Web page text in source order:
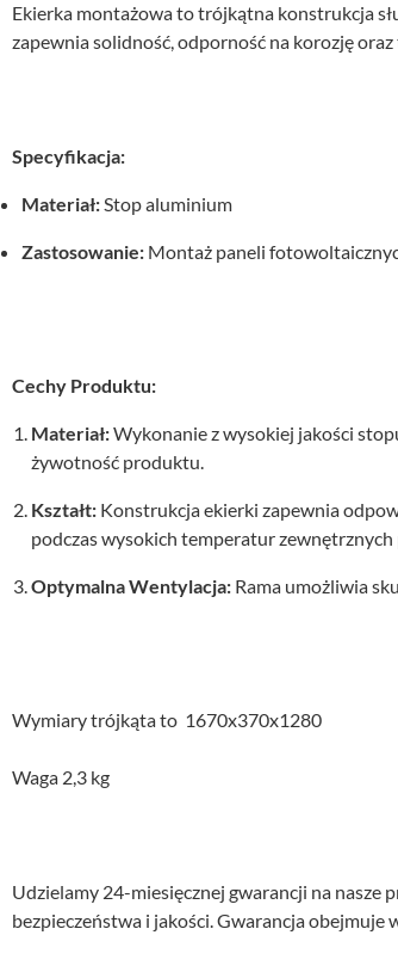
Ekierka montażowa to trójkątna konstrukcja
zapewnia solidność, odporność na korozję
Specyfikacja:
Materiał:Stop aluminium
Zastosowanie: Montaż paneli
Cechy Produktu:
Materiał:Wykonanie z wysokiej jakości
żywotność produktu.
Kształt: Konstrukcja ekierki zapewnia
podczas wysokich temperatur
Optymalna Wentylacja: Rama umożliwia
Wymiary trójkąta to 1670x370x1280
Waga 2,3 kg
Udzielamy 24-miesięcznej gwarancji na
bezpieczeństwa i jakości. Gwarancja